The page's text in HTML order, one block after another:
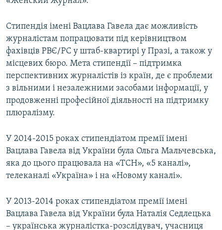
Стипендія імені Вацлава Гавела дає можливість
журналістам попрацювати під керівництвом
фахівців РВЄ/РС у штаб-квартирі у Празі, а також у
місцевих бюро. Мета стипендії – підтримка
перспективних журналістів із країн, де є проблеми
з вільними і незалежними засобами інформації, у
продовженні професійної діяльності на підтримку
плюралізму.
У 2014-2015 роках стипендіатом премії імені
Вацлава Гавела від України була Ольга Мальчевська,
яка до цього працювала на «ТСН», «5 каналі»,
телеканалі «Україна» і на «Новому каналі».
У 2013-2014 роках стипендіатом премії імені
Вацлава Гавела від України була Наталія Седлецька
– українська журналістка-розслідувач, учасниця